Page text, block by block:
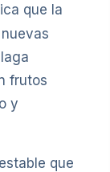
que la
frutos
y
que